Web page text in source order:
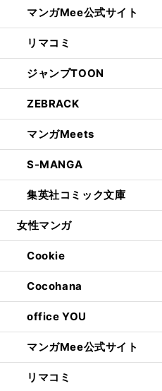
マンガMee公式サイト
リマコミ
ジャンプTOON
ZEBRACK
マンガMeets
S-MANGA
集英社コミック文庫
女性マンガ
Cookie
Cocohana
office YOU
マンガMee公式サイト
リマコミ